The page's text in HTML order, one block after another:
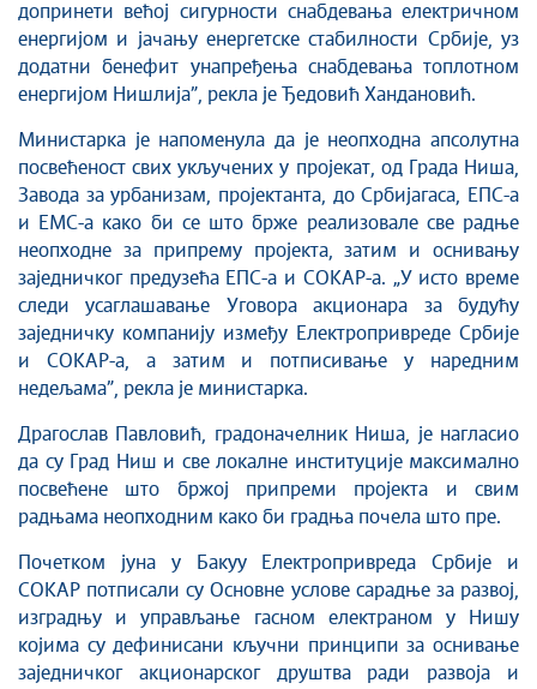
допринети већој сигурности снабдевања електричном
енергијом и јачању енергетске стабилности Србије, уз
додатни бенефит унапређења снабдевања топлотном
енергијом Нишлија”, рекла је Ђедовић Хандановић.
Министарка је напоменула да је неопходна апсолутна
посвећеност свих укључених у пројекат, од Града Ниша,
Завода за урбанизам, пројектанта, до Србијагаса, ЕПС-а
и ЕМС-а како би се што брже реализовале све радње
неопходне за припрему пројекта, затим и оснивању
заједничког предузећа ЕПС-а и СОКАР-а. „У исто време
следи усаглашавање Уговора акционара за будућу
заједничку компанију између Електропривреде Србије
и СОКАР-а, а затим и потписивање у наредним
недељама”, рекла је министарка.
Драгослав Павловић, градоначелник Ниша, је нагласио
да су Град Ниш и све локалне институције максимално
посвећене што бржој припреми пројекта и свим
радњама неопходним како би градња почела што пре.
Почетком јуна у Бакуу Електропривреда Србије и
СОКАР потписали су Основне услове сарадње за развој,
изградњу и управљање гасном електраном у Нишу
којима су дефинисани кључни принципи за оснивање
заједничког акционарског друштва ради развоја и